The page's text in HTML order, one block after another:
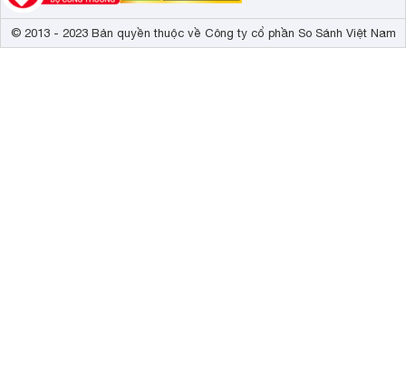
© 2013 - 2023 Bản quyền thuộc về Công ty cổ phần So Sánh Việt Nam